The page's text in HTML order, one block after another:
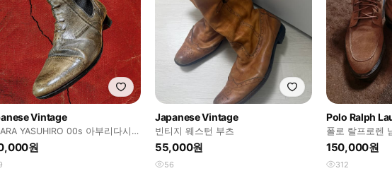
Vintage
YASUHIRO 00s 아부리다시
레더 워싱 부츠
원
Japanese Vintage
빈티지 웨스턴 부츠
55,000원
56
Polo Ralph
폴로 랄프로렌
부츠(11D)
150,000원
312